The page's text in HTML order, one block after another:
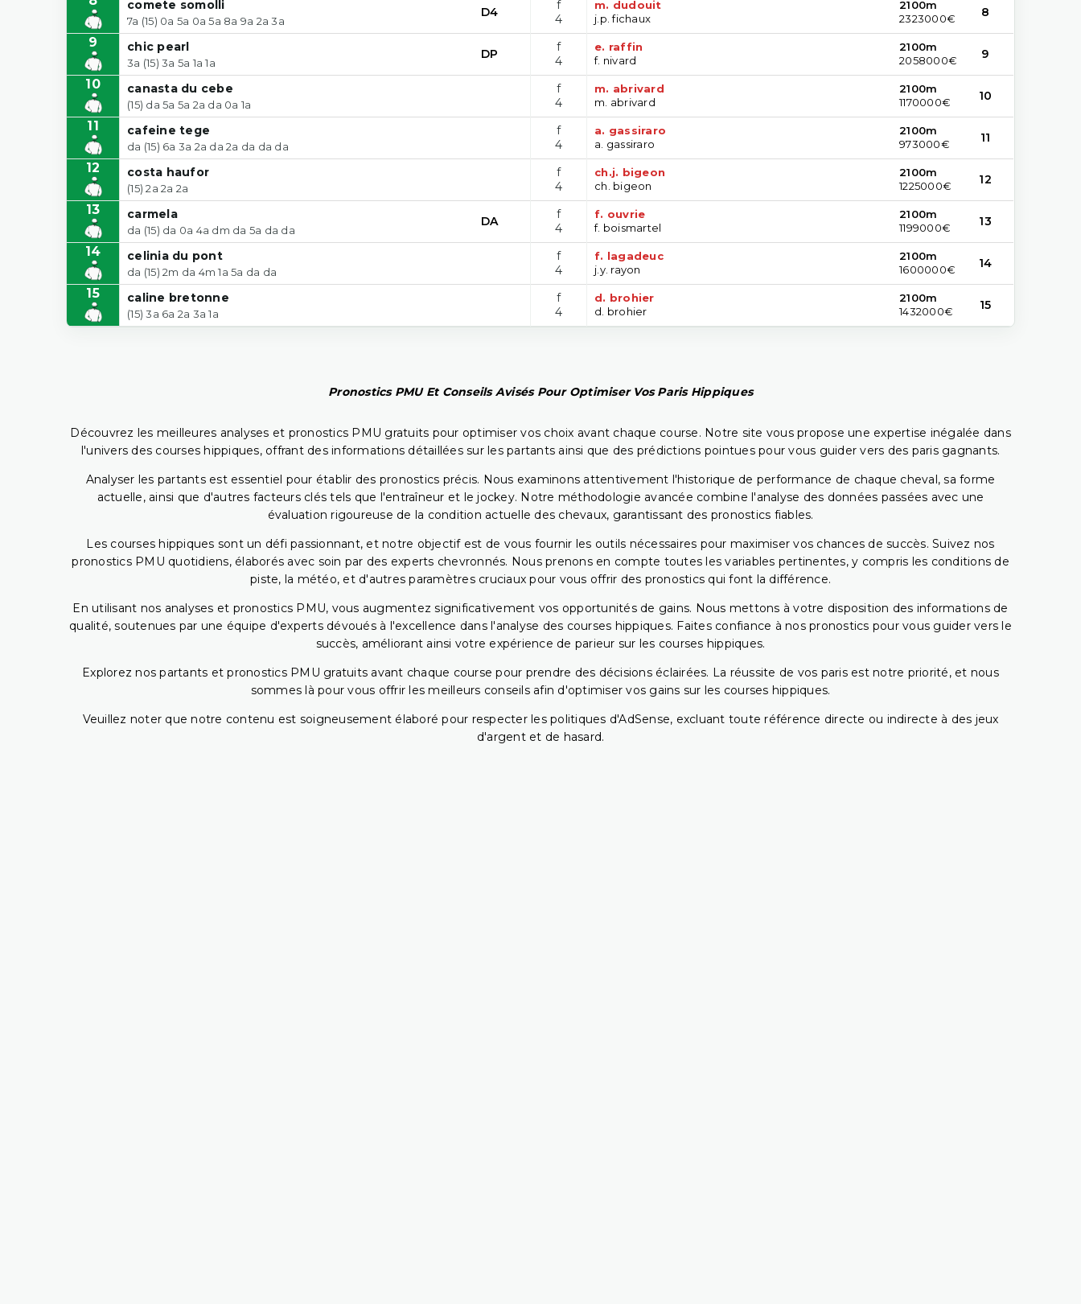
comete somolli
7a (15) 0a 5a 0a 5a 8a 9a 2a 3a
D4
f
4
m. dudouit
j.p. fichaux
2100m
2323000€
8
9 chic pearl
3a (15) 3a 5a 1a 1a
DP
f
4
e. raffin
f. nivard
2100m
2058000€
9
10 canasta du cebe
(15) da 5a 5a 2a da 0a 1a
f
4
m. abrivard
m. abrivard
2100m
1170000€
10
11 cafeine tege
da (15) 6a 3a 2a da 2a da da da
f
4
a. gassiraro
a. gassiraro
2100m
973000€
11
12 costa haufor
(15) 2a 2a 2a
f
4
ch.j. bigeon
ch. bigeon
2100m
1225000€
12
13 carmela
da (15) da 0a 4a dm da 5a da da
DA
f
4
f. ouvrie
f. boismartel
2100m
1199000€
13
14 celinia du pont
da (15) 2m da 4m 1a 5a da da
f
4
f. lagadeuc
j.y. rayon
2100m
1600000€
14
15 caline bretonne
(15) 3a 6a 2a 3a 1a
f
4
d. brohier
d. brohier
2100m
1432000€
15
Pronostics PMU Et Conseils Avisés Pour Optimiser Vos Paris Hippiques
Découvrez les meilleures analyses et pronostics PMU gratuits pour optimiser vos choix avant chaque course. Notre site vous propose une expertise inégalée dans
l'univers des courses hippiques, offrant des informations détaillées sur les partants ainsi que des prédictions pointues pour vous guider vers des paris gagnants.
Analyser les partants est essentiel pour établir des pronostics précis. Nous examinons attentivement l'historique de performance de chaque cheval, sa forme
actuelle, ainsi que d'autres facteurs clés tels que l'entraîneur et le jockey. Notre méthodologie avancée combine l'analyse des données passées avec une
évaluation rigoureuse de la condition actuelle des chevaux, garantissant des pronostics fiables.
Les courses hippiques sont un défi passionnant, et notre objectif est de vous fournir les outils nécessaires pour maximiser vos chances de succès. Suivez nos
pronostics PMU quotidiens, élaborés avec soin par des experts chevronnés. Nous prenons en compte toutes les variables pertinentes, y compris les conditions de
piste, la météo, et d'autres paramètres cruciaux pour vous offrir des pronostics qui font la différence.
En utilisant nos analyses et pronostics PMU, vous augmentez significativement vos opportunités de gains. Nous mettons à votre disposition des informations de
qualité, soutenues par une équipe d'experts dévoués à l'excellence dans l'analyse des courses hippiques. Faites confiance à nos pronostics pour vous guider vers le
succès, améliorant ainsi votre expérience de parieur sur les courses hippiques.
Explorez nos partants et pronostics PMU gratuits avant chaque course pour prendre des décisions éclairées. La réussite de vos paris est notre priorité, et nous
sommes là pour vous offrir les meilleurs conseils afin d'optimiser vos gains sur les courses hippiques.
Veuillez noter que notre contenu est soigneusement élaboré pour respecter les politiques d'AdSense, excluant toute référence directe ou indirecte à des jeux
d'argent et de hasard.